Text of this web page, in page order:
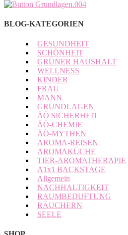
BLOG-KATEGORIEN
GESUNDHEIT
SCHÖNHEIT
GRÜNER HAUSHALT
WELLNESS
KINDER
FRAU
MANN
GRUNDLAGEN
ÄÖ SICHERHEIT
ÄÖ-CHEMIE
ÄÖ-MYTHEN
AROMA-REISEN
AROMAKÜCHE
TIER-AROMATHERAPIE
A1x1 BACKSTAGE
Allgemein
NACHHALTIGKEIT
RAUMBEDUFTUNG
RÄUCHERN
SEELE